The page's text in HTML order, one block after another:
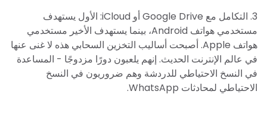
3. التكامل مع Google Drive أو iCloud: الأول يستهدف
مستخدمي هواتف Android، بينما يستهدف الأخير مستخدمي
هواتف Apple. أصبحت أساليب التخزين السحابي هذه لا غنى عنها
في عالم الإنترنت الحديث. إنهم يلعبون دورًا مزدوجًا - المساعدة
في النسخ الاحتياطي للدردشة وهم ضروريون في النسخ
الاحتياطي لمحادثات WhatsApp.